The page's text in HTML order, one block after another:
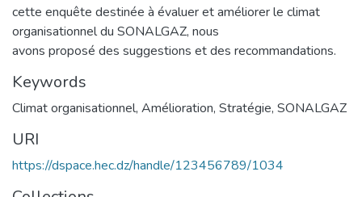
cette enquête destinée à évaluer et améliorer le climat
organisationnel du SONALGAZ, nous
avons proposé des suggestions et des recommandations.
Keywords
Climat organisationnel, Amélioration, Stratégie, SONALGAZ
URI
https://dspace.hec.dz/handle/123456789/1034